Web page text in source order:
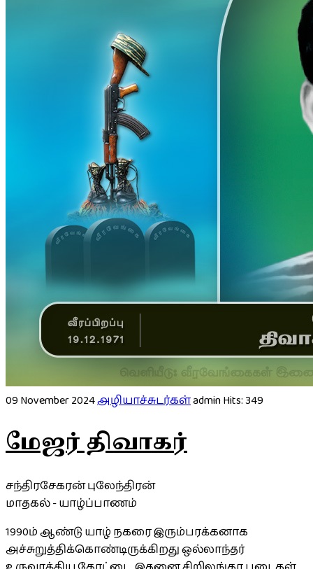
09 November 2024அழியாச்சுடர்கள்adminHits: 349
மேஜர் திவாகர்
சந்திரசேகரன் புலேந்திரன்
மாதகல் - யாழ்ப்பாணம்
1990ம் ஆண்டு யாழ் நகரை இரும்பரக்கனாக
அச்சுறுத்திக்கொண்டிருக்கிறது ஒல்லாந்தர்